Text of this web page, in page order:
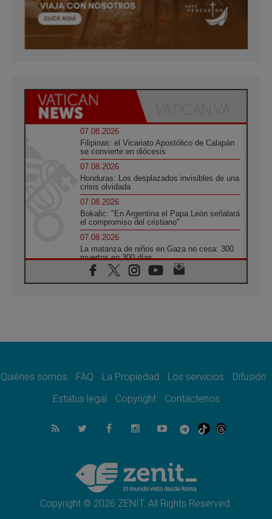
07.08.2026
Filipinas: el Vicariato Apostólico de Calapán
se convierte en diócesis
07.08.2026
Honduras: Los desplazados invisibles de una
crisis olvidada
07.08.2026
Bokalic: "En Argentina el Papa León señalará
el compromiso del cristiano"
07.08.2026
La matanza de niños en Gaza no cesa: 300
muertos en 300 días
07.08.2026
Tagle: La guerra desfigura el mundo, solo la
como misión al servicio del Evangelio
SIGNIS 2026, dar voz a las religiosas en el
07.08.2026
Lanzan un proyecto de empoderamiento
Programa oficial del Viaje Apostólico del
Papa León XIV a Francia
Quiénes somos FAQ La Propiedad Los servicios
Difusión
Estatus legal
Copyright Contáctenos
Copyright © 2026 ZENIT. All Rights Reserved.